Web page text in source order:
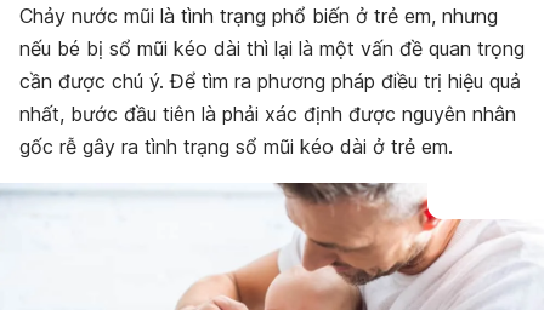
Chảy nước mũi là tình trạng phổ biến ở trẻ em, nhưng
nếu bé bị sổ mũi kéo dài thì lại là một vấn đề quan trọng
cần được chú ý. Để tìm ra phương pháp điều trị hiệu quả
nhất, bước đầu tiên là phải xác định được nguyên nhân
gốc rễ gây ra tình trạng sổ mũi kéo dài ở trẻ em.